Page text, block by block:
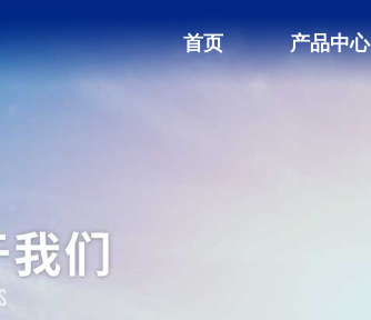
首页 产品中心